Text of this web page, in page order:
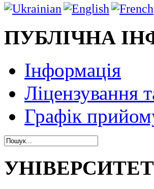
ПУБЛІЧНА
Інформація
Ліцензування
Графік
УНІВЕРСИТЕТ